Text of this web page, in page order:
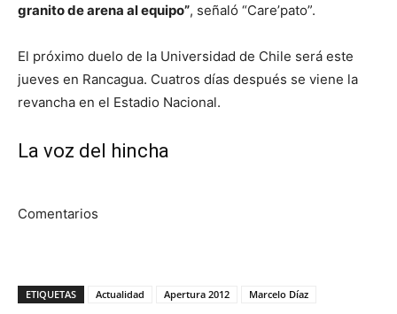
granito de arena al equipo”, señaló “Care’pato”.
El próximo duelo de la Universidad de Chile será este
jueves en Rancagua. Cuatros días después se viene la
revancha en el Estadio Nacional.
La voz del hincha
Comentarios
ETIQUETAS Actualidad Apertura 2012 Marcelo Díaz